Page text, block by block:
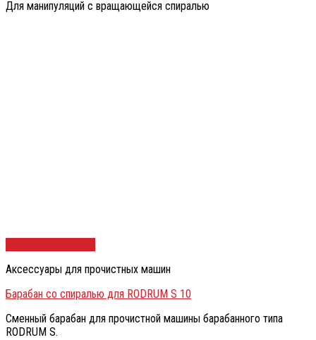
Для манипуляций с вращающейся спиралью
Аксессуары для прочистных машин
Барабан со спиралью для RODRUM S 10
Сменный барабан для прочистной машины барабанного типа
RODRUM S.